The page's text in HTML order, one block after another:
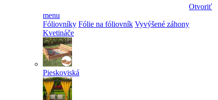
Otvoriť
menu
Fóliovníky Fólie na fóliovník Vyvýšené záhony
Kvetináče
Pieskoviská